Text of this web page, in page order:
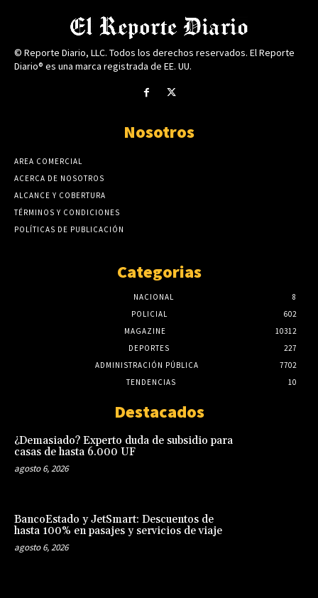
© Reporte Diario, LLC. Todos los derechos reservados. El Reporte
Diario® es una marca registrada de EE. UU.
Nosotros
AREA COMERCIAL
ACERCA DE NOSOTROS
ALCANCE Y COBERTURA
TÉRMINOS Y CONDICIONES
POLÍTICAS DE PUBLICACIÓN
Categorias
NACIONAL
8
POLICIAL
602
MAGAZINE
10312
DEPORTES
227
ADMINISTRACIÓN PÚBLICA
7702
TENDENCIAS
10
Destacados
¿Demasiado? Experto duda de subsidio para
casas de hasta 6.000 UF
agosto 6, 2026
BancoEstado y JetSmart: Descuentos de
hasta 100% en pasajes y servicios de viaje
agosto 6, 2026